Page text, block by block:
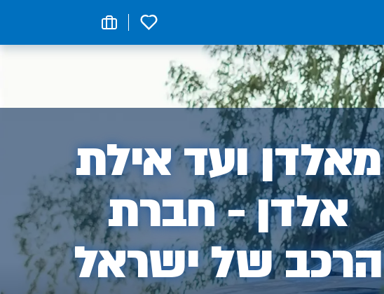
0
אלדן
-
מאלדן ועד אילת
אלדן - חברת
הרכב של ישראל